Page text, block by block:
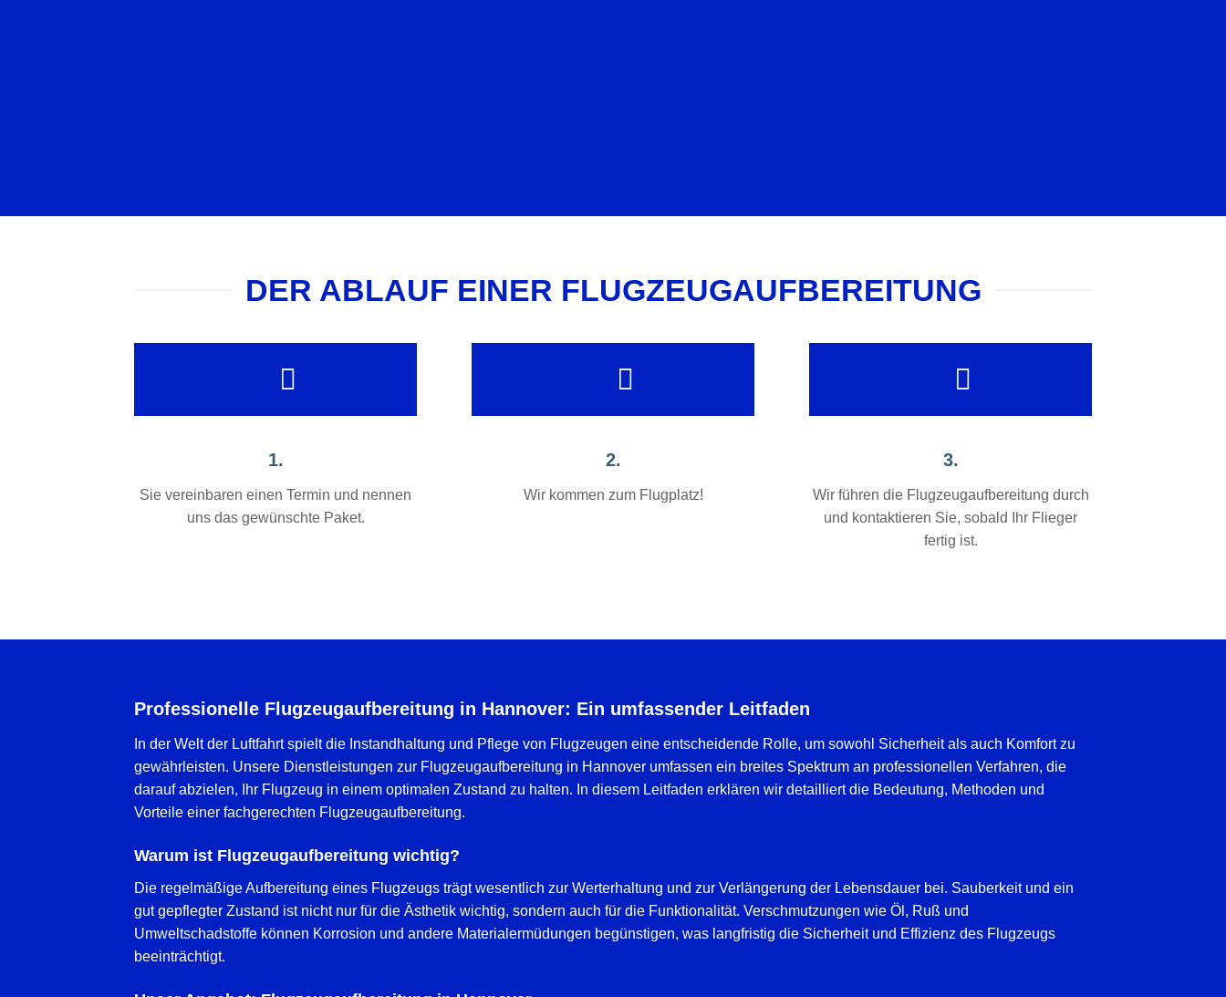
DER ABLAUF EINER FLUGZEUGAUFBEREITUNG
1.
Sie vereinbaren einen Termin und nennen
uns das gewünschte Paket.
2.
Wir kommen zum Flugplatz!
3.
Wir führen die Flugzeugaufbereitung durch
und kontaktieren Sie, sobald Ihr Flieger
fertig ist.
Professionelle Flugzeugaufbereitung in Hannover: Ein umfassender Leitfaden
In der Welt der Luftfahrt spielt die Instandhaltung und Pflege von Flugzeugen eine entscheidende Rolle, um sowohl Sicherheit als auch Komfort zu
gewährleisten. Unsere Dienstleistungen zur Flugzeugaufbereitung in Hannover umfassen ein breites Spektrum an professionellen Verfahren, die
darauf abzielen, Ihr Flugzeug in einem optimalen Zustand zu halten. In diesem Leitfaden erklären wir detailliert die Bedeutung, Methoden und
Vorteile einer fachgerechten Flugzeugaufbereitung.
Warum ist Flugzeugaufbereitung wichtig?
Die regelmäßige Aufbereitung eines Flugzeugs trägt wesentlich zur Werterhaltung und zur Verlängerung der Lebensdauer bei. Sauberkeit und ein
gut gepflegter Zustand ist nicht nur für die Ästhetik wichtig, sondern auch für die Funktionalität. Verschmutzungen wie Öl, Ruß und
Umweltschadstoffe können Korrosion und andere Materialermüdungen begünstigen, was langfristig die Sicherheit und Effizienz des Flugzeugs
beeinträchtigt.